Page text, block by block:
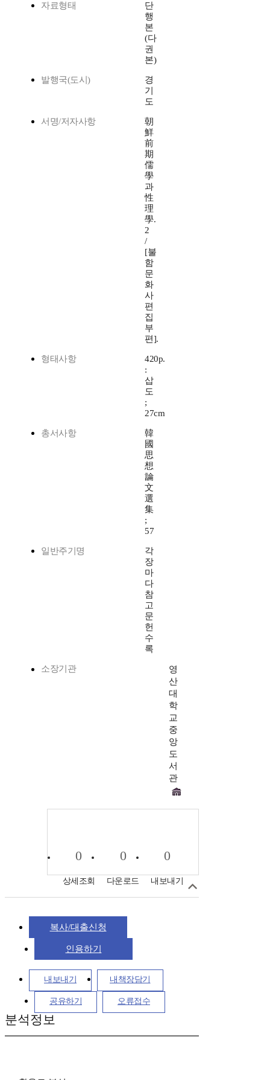
자료형태
단
행
본
(다
권
본)
발행국(도시)
경
기
도
서명/저자사항
朝
鮮
前
期
儒
學
과
性
理
學.
2
/
[불
함
문
화
사
편
집
부
편].
형태사항
420p.
:
삽
도
;
27cm
총서사항
韓
國
思
想
論
文
選
集
;
57
일반주기명
각
장
마
다
참
고
문
헌
수
록
소장기관
영
산
대
학
교
중
앙
도
서
관
0
상세조회
0
다운로드
0
내보내기
복사/대출신청
인용하기
내보내기 내책장담기
공유하기 오류접수
분석정보